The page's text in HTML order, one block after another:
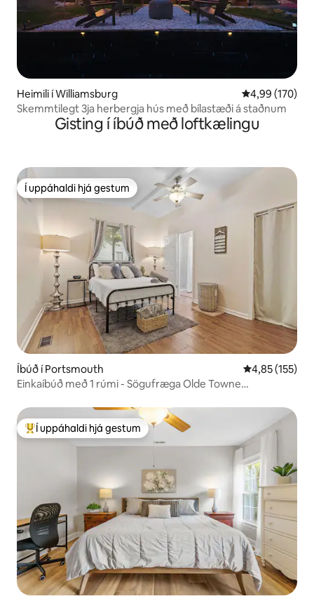
Heimili í Williamsburg 4,99 af 5 í
4,99 (170)
Skemmtilegt 3ja herbergja hús með bílastæði á staðnum
Gisting í íbúð með loftkælingu
Í uppáhaldi hjá gestum
Í uppáhaldi hjá gestum
Íbúð í Portsmouth 4,85 af 5 í
4,85 (155)
Einkaíbúð með 1 rúmi - Sögufræga Olde Towne
Í mestu uppáhaldi hjá gestum
Í uppáhaldi hjá gestum